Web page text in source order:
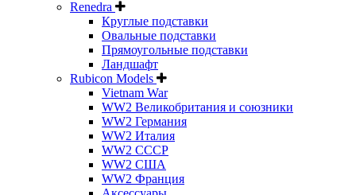
Renedra
Круглые подставки
Овальные подставки
Прямоугольные подставки
Ландшафт
Rubicon Models
Vietnam War
WW2 Великобритания и союзники
WW2 Германия
WW2 Италия
WW2 СССР
WW2 США
WW2 Франция